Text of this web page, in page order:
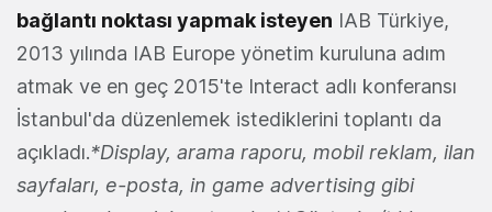
bağlantı noktası yapmak isteyen IAB Türkiye,
2013 yılında IAB Europe yönetim kuruluna adım
atmak ve en geç 2015'te Interact adlı konferansı
İstanbul'da düzenlemek istediklerini toplantı da
açıkladı.*Display, arama raporu, mobil reklam, ilan
sayfaları, e-posta, in game advertising gibi